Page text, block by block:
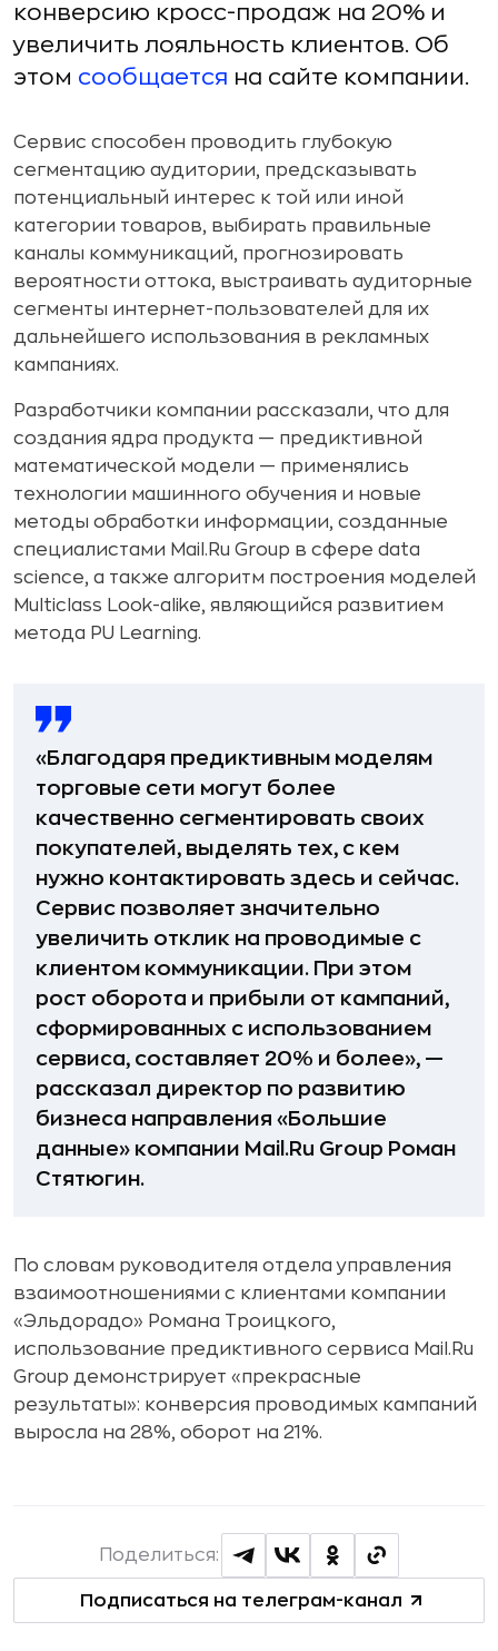
конверсию кросс-продаж на 20% и
увеличить лояльность клиентов. Об
этом сообщается на сайте компании.
Сервис способен проводить глубокую
сегментацию аудитории, предсказывать
потенциальный интерес к той или иной
категории товаров, выбирать правильные
каналы коммуникаций, прогнозировать
вероятности оттока, выстраивать аудиторные
сегменты интернет-пользователей для их
дальнейшего использования в рекламных
кампаниях.
Разработчики компании рассказали, что для
создания ядра продукта — предиктивной
математической модели — применялись
технологии машинного обучения и новые
методы обработки информации, созданные
специалистами Mail.Ru Group в сфере data
science, а также алгоритм построения моделей
Multiclass Look-alike, являющийся развитием
метода PU Learning.
«Благодаря предиктивным моделям
торговые сети могут более
качественно сегментировать своих
покупателей, выделять тех, с кем
нужно контактировать здесь и сейчас.
Сервис позволяет значительно
увеличить отклик на проводимые с
клиентом коммуникации. При этом
рост оборота и прибыли от кампаний,
сформированных с использованием
сервиса, составляет 20% и более», —
рассказал директор по развитию
бизнеса направления «Большие
данные» компании Mail.Ru Group Роман
Стятюгин.
По словам руководителя отдела управления
взаимоотношениями с клиентами компании
«Эльдорадо» Романа Троицкого,
использование предиктивного сервиса Mail.Ru
Group демонстрирует «прекрасные
результаты»: конверсия проводимых кампаний
выросла на 28%, оборот на 21%.
Подписаться на телеграм-канал
Поделиться: